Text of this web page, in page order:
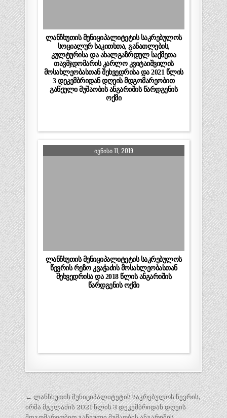
ლანჩხუთის მუნიციპალიტეტის საკრებულოს
სოციალურ საკითხთა, განათლების,
კულტურისა და ახალგაზრდულ საქმეთა
თავმჯდომარის კარლო კვიტაიშვილის
მოსახლეობასთან შეხვედრისა და 2021 წლის
3 დეკემბრიდან დღეის მდგომარეობით
გაწეული მუშაობის ანგარიშის წარდგენის
ოქმი
ᲘᲕᲜᲘᲡᲘ 11, 2019
ლანჩხუთის მუნიციპალიტეტის საკრებულოს
წევრის რეზო კვაჭაძის მოსახლეობასთან
შეხვედრისა და 2018 წლის ანგარიშის
წარდგენის ოქმი
პოსტის
ნავიგაცია
← ლანჩხუთის მუნიციპალიტეტის საკრებულოს წევრის,
ირმა მგელაძის 2021 წლის 3 დეკემბრიდან დღეის